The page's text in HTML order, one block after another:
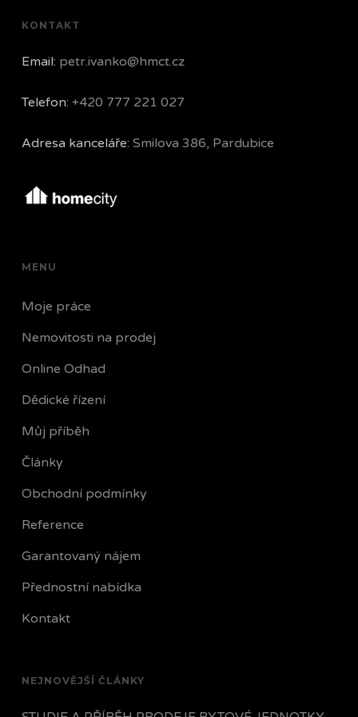
KONTAKT
Email: petr.ivanko@hmct.cz
Telefon: +420 777 221 027
Adresa kanceláře: Smilova 386, Pardubice
MENU
Moje práce
Nemovitosti na prodej
Online Odhad
Dědické řízení
Můj příběh
Články
Obchodní podmínky
Reference
Garantovaný nájem
Přednostní nabídka
Kontakt
NEJNOVĚJŠÍ ČLÁNKY